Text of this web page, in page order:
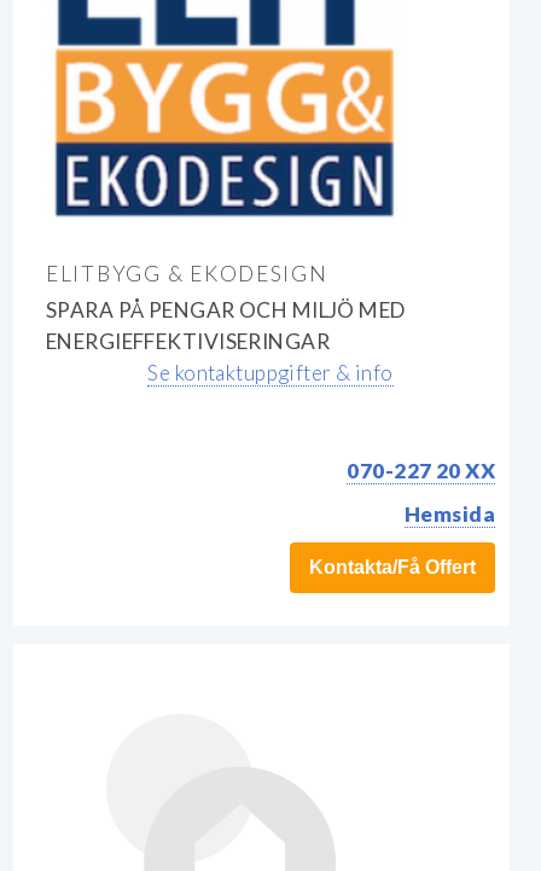
ELITBYGG & EKODESIGN
SPARA PÅ PENGAR OCH MILJÖ MED
ENERGIEFFEKTIVISERINGAR
Se kontaktuppgifter & info
070-227 20 XX
Hemsida
Kontakta/Få Offert